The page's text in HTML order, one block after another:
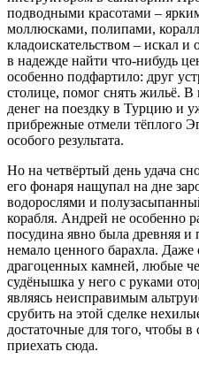
подводными красотами –
моллюсками, полипами,
кладоискательством – искал
в надежде найти что-нибудь
особенно подфартило: друг
столице, помог снять жильё.
денег на поездку в Турцию и
прибрежные отмели тёплого
особого результата.
Но на четвёртый день удача
его фонаря нащупал на дне
водорослями и
корабля. Андрей не особенно
посудина явно была древняя и
немало ценного барахла. Даже
драгоценных камней, любые
судёнышка у него с руками
являясь неисправимым
срубить на этой сделке
достаточные для того, чтобы
приехать сюда.